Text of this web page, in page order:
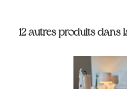
12 autres produits dans